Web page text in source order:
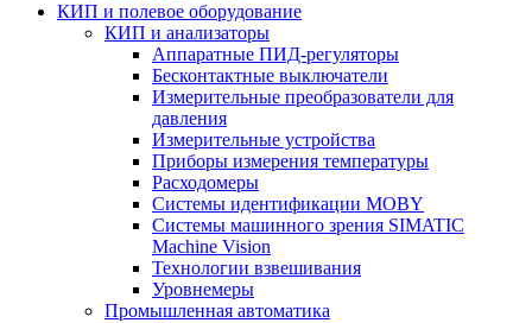
КИП и полевое оборудование
КИП и анализаторы
Аппаратные ПИД-регуляторы
Бесконтактные выключатели
Измерительные преобразователи для
давления
Измерительные устройства
Приборы измерения температуры
Расходомеры
Системы идентификации MOBY
Системы машинного зрения SIMATIC
Machine Vision
Технологии взвешивания
Уровнемеры
Промышленная автоматика